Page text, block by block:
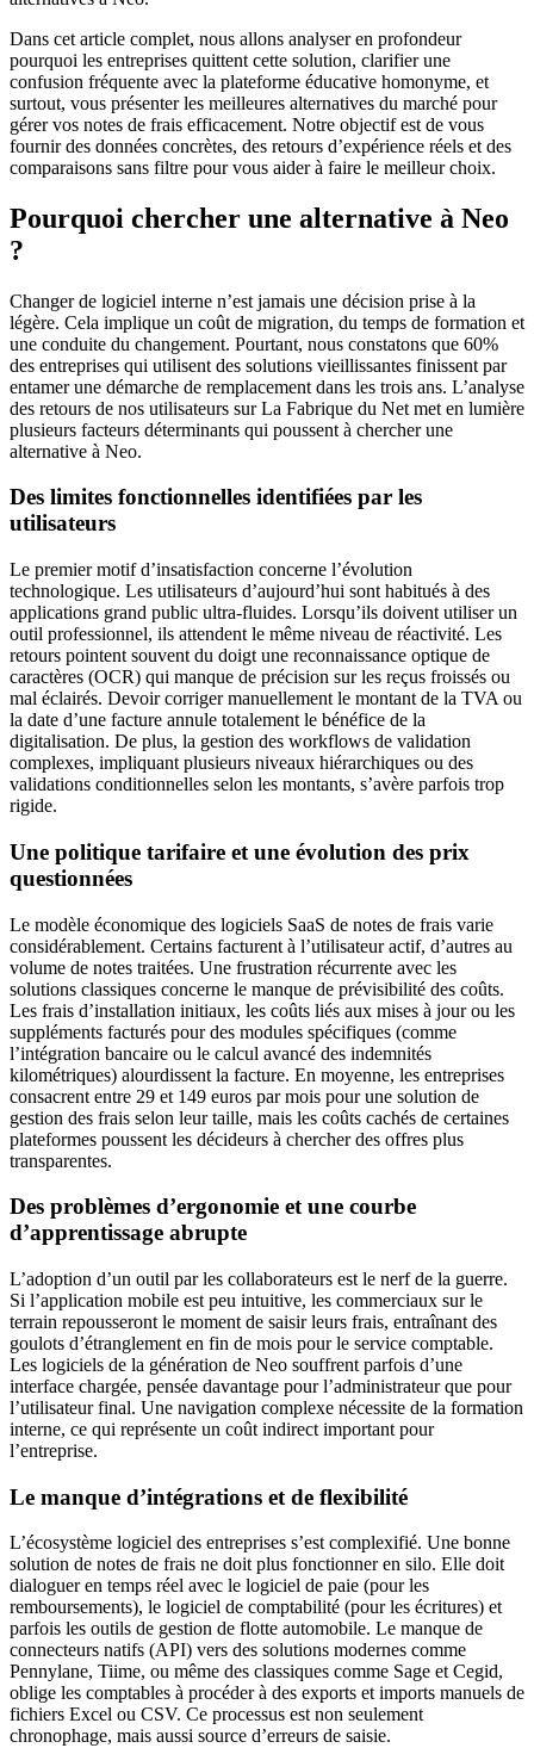
Dans cet article complet, nous allons analyser en profondeur
pourquoi les entreprises quittent cette solution, clarifier une
confusion fréquente avec la plateforme éducative homonyme, et
surtout, vous présenter les meilleures alternatives du marché pour
gérer vos notes de frais efficacement. Notre objectif est de vous
fournir des données concrètes, des retours d’expérience réels et des
comparaisons sans filtre pour vous aider à faire le meilleur choix.
Pourquoi chercher une alternative à Neo
?
Changer de logiciel interne n’est jamais une décision prise à la
légère. Cela implique un coût de migration, du temps de formation et
une conduite du changement. Pourtant, nous constatons que 60%
des entreprises qui utilisent des solutions vieillissantes finissent par
entamer une démarche de remplacement dans les trois ans. L’analyse
des retours de nos utilisateurs sur La Fabrique du Net met en lumière
plusieurs facteurs déterminants qui poussent à chercher une
alternative à Neo.
Des limites fonctionnelles identifiées par les
utilisateurs
Le premier motif d’insatisfaction concerne l’évolution
technologique. Les utilisateurs d’aujourd’hui sont habitués à des
applications grand public ultra-fluides. Lorsqu’ils doivent utiliser un
outil professionnel, ils attendent le même niveau de réactivité. Les
retours pointent souvent du doigt une reconnaissance optique de
caractères (OCR) qui manque de précision sur les reçus froissés ou
mal éclairés. Devoir corriger manuellement le montant de la TVA ou
la date d’une facture annule totalement le bénéfice de la
digitalisation. De plus, la gestion des workflows de validation
complexes, impliquant plusieurs niveaux hiérarchiques ou des
validations conditionnelles selon les montants, s’avère parfois trop
rigide.
Une politique tarifaire et une évolution des prix
questionnées
Le modèle économique des logiciels SaaS de notes de frais varie
considérablement. Certains facturent à l’utilisateur actif, d’autres au
volume de notes traitées. Une frustration récurrente avec les
solutions classiques concerne le manque de prévisibilité des coûts.
Les frais d’installation initiaux, les coûts liés aux mises à jour ou les
suppléments facturés pour des modules spécifiques (comme
l’intégration bancaire ou le calcul avancé des indemnités
kilométriques) alourdissent la facture. En moyenne, les entreprises
consacrent entre 29 et 149 euros par mois pour une solution de
gestion des frais selon leur taille, mais les coûts cachés de certaines
plateformes poussent les décideurs à chercher des offres plus
transparentes.
Des problèmes d’ergonomie et une courbe
d’apprentissage abrupte
L’adoption d’un outil par les collaborateurs est le nerf de la guerre.
Si l’application mobile est peu intuitive, les commerciaux sur le
terrain repousseront le moment de saisir leurs frais, entraînant des
goulots d’étranglement en fin de mois pour le service comptable.
Les logiciels de la génération de Neo souffrent parfois d’une
interface chargée, pensée davantage pour l’administrateur que pour
l’utilisateur final. Une navigation complexe nécessite de la formation
interne, ce qui représente un coût indirect important pour
l’entreprise.
Le manque d’intégrations et de flexibilité
L’écosystème logiciel des entreprises s’est complexifié. Une bonne
solution de notes de frais ne doit plus fonctionner en silo. Elle doit
dialoguer en temps réel avec le logiciel de paie (pour les
remboursements), le logiciel de comptabilité (pour les écritures) et
parfois les outils de gestion de flotte automobile. Le manque de
connecteurs natifs (API) vers des solutions modernes comme
Pennylane, Tiime, ou même des classiques comme Sage et Cegid,
oblige les comptables à procéder à des exports et imports manuels de
fichiers Excel ou CSV. Ce processus est non seulement
chronophage, mais aussi source d’erreurs de saisie.